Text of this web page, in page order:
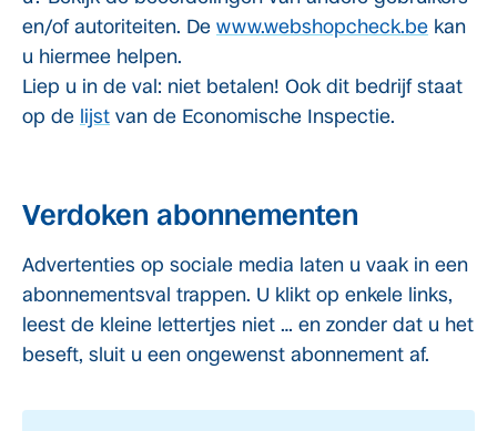
en/of autoriteiten. De www.webshopcheck.be kan
u hiermee helpen.
Liep u in de val: niet betalen! Ook dit bedrijf staat
op de lijst van de Economische Inspectie.
Verdoken abonnementen
Advertenties op sociale media laten u vaak in een
abonnementsval trappen. U klikt op enkele links,
leest de kleine lettertjes niet … en zonder dat u het
beseft, sluit u een ongewenst abonnement af.